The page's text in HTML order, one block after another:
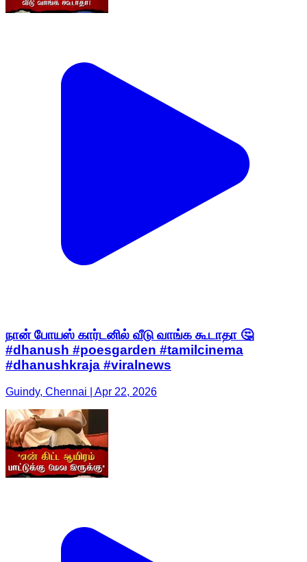
நான் போயஸ் கார்டனில் வீடு வாங்க கூடாதா 🤔
#dhanush #poesgarden #tamilcinema
#dhanushkraja #viralnews
Guindy, Chennai | Apr 22, 2026